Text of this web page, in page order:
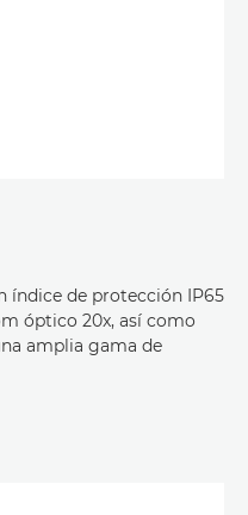
índice de protección IP65
óptico 20x, así como
amplia gama de